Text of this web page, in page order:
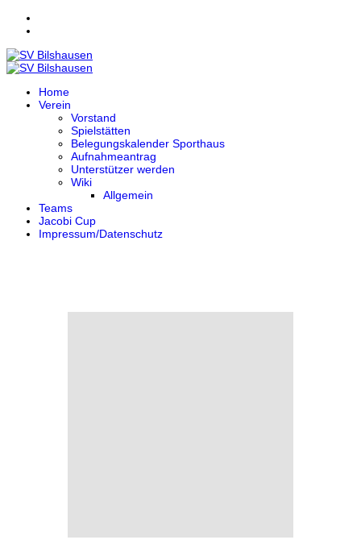
Home
Verein
Vorstand
Spielstätten
Belegungskalender Sporthaus
Aufnahmeantrag
Unterstützer werden
Wiki
Allgemein
Teams
Jacobi Cup
Impressum/Datenschutz